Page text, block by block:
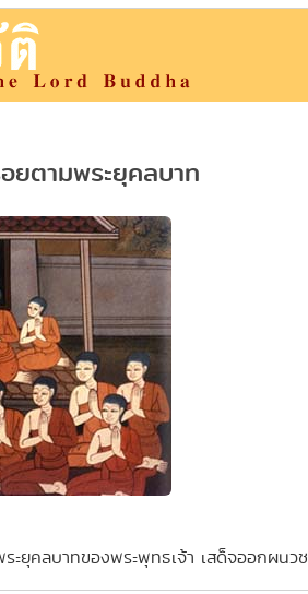
ยตามพระยุคลบาท
ยุคลบาทของพระพุทธเจ้า เสด็จออกผนวช